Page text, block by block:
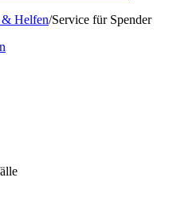
& Helfen/Service für Spender